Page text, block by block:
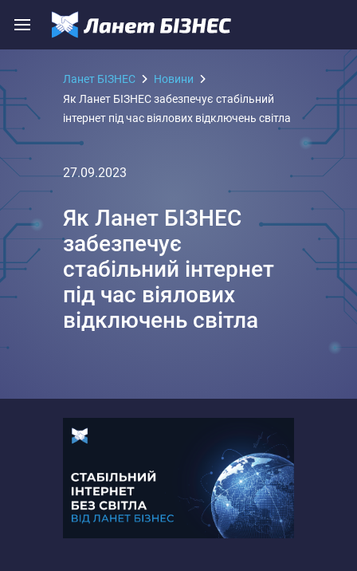
Ланет БІЗНЕС
Новини
Як Ланет БІЗНЕС забезпечує стабільний
інтернет під час віялових відключень світла
27.09.2023
Як Ланет БІЗНЕС
забезпечує
стабільний інтернет
під час віялових
відключень світла